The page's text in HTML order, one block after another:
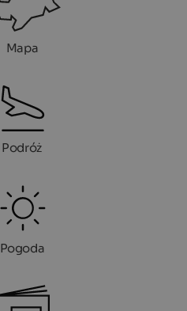
Mapa
Podróż
Pogoda